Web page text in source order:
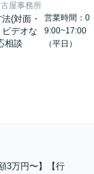
屋事務所
(対面・
ビデオな
相談
営業時間：0
9:00~17:00
（平日）
3万円〜】【行